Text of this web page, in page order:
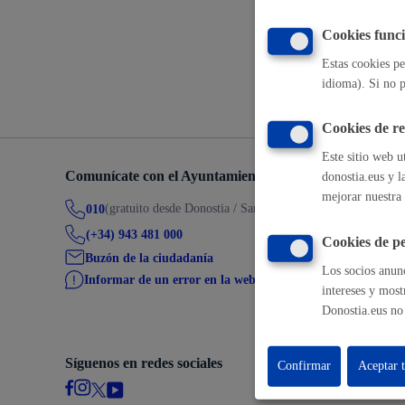
Seguridad ciudadana y emergencias
Salud Pública, animales y consumo
Infancia y juventud
Volver
Comunícate con el Ayuntamiento de Donostia / San
010(gratuito desde Donostia / San Sebastián)
(+34) 943 481 000
Buzón de la ciudadanía
Informar de un error en la web
Síguenos en redes sociales
Cookies
Estas cookies
idioma). Si no
Cookies de
Este sitio web
donostia.eus y
mejorar
Cookies de
Los socios
intereses y
Donostia.eus
Confirmar Aceptar